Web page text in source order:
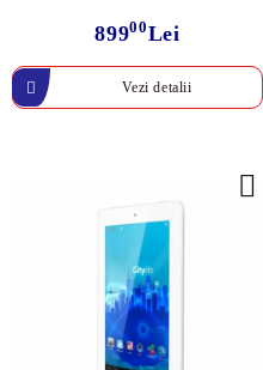
89900Lei
Vezi detalii